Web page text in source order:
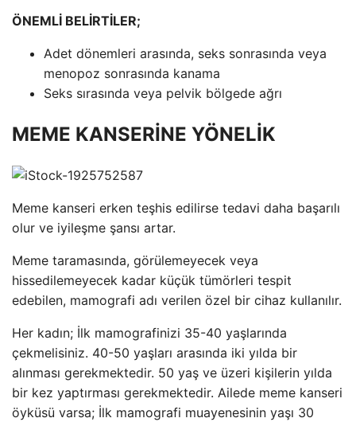
ÖNEMLİ BELİRTİLER;
Adet dönemleri arasında, seks sonrasında veya
menopoz sonrasında kanama
Seks sırasında veya pelvik bölgede ağrı
MEME KANSERİNE YÖNELİK
Meme kanseri erken teşhis edilirse tedavi daha başarılı
olur ve iyileşme şansı artar.
Meme taramasında, görülemeyecek veya
hissedilemeyecek kadar küçük tümörleri tespit
edebilen, mamografi adı verilen özel bir cihaz kullanılır.
Her kadın; İlk mamografinizi 35-40 yaşlarında
çekmelisiniz. 40-50 yaşları arasında iki yılda bir
alınması gerekmektedir. 50 yaş ve üzeri kişilerin yılda
bir kez yaptırması gerekmektedir. Ailede meme kanseri
öyküsü varsa; İlk mamografi muayenesinin yaşı 30